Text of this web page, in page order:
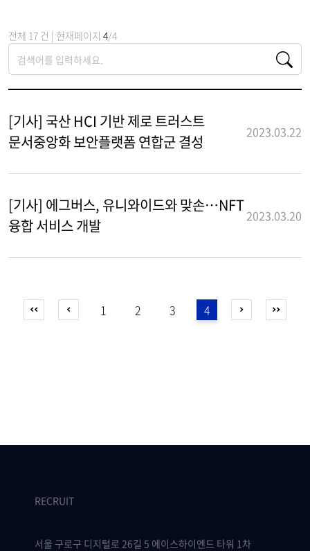
전체 17 건 | 현재페이지 4/4
[기사] 국산 HCI 기반 제로 트러스트
문서중앙화 보안플랫폼 연합군 결성
2023.03.22
[기사] 에그버스, 유니와이드와 맞손…NFT
융합 서비스 개발
2023.03.20
1 2 3 4
RECRUIT
서울 구로구 디지털로 26길 5 에이스하이엔드 타워 1차